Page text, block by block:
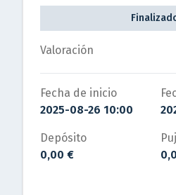
Valoración
Fecha de inicio
2025-08-26 10:00
Depósito
0,00 €